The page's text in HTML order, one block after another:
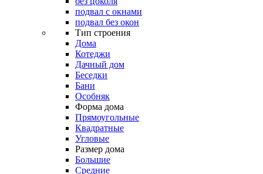
подвал с окнами
подвал без окон
Тип строения
Дома
Котеджи
Дачный дом
Беседки
Бани
Особняк
Форма дома
Прямоугольные
Квадратные
Угловые
Размер дома
Большие
Средние